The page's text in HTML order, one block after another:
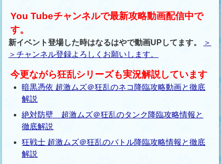
You Tubeチャンネルで最新攻略動画配信中で
す。
新イベント登場した時はなるはやで動画UPしてます。
＞
＞チャンネル登録よろしくお願いします。
今更ながら狂乱シリーズも実況解説しています
暗黒憑依 超激ムズ＠狂乱のネコ降臨攻略動画と徹底
解説
絶対防壁 超激ムズ＠狂乱のタンク降臨攻略情報と
徹底解説
狂戦士 超激ムズ＠狂乱のバトル降臨攻略情報と徹底
解説